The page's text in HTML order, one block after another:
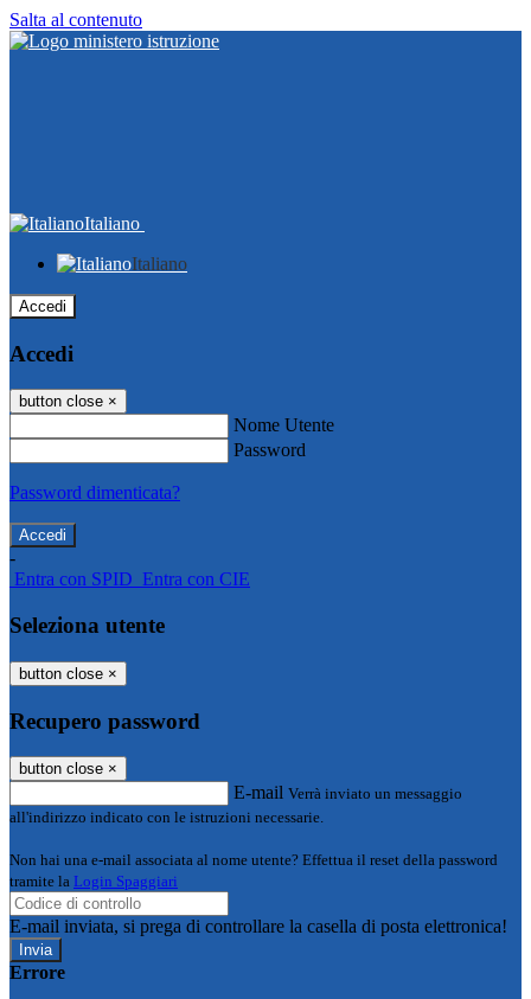
Salta al contenuto
Italiano
Italiano
Accedi
Accedi
button close ×
Nome Utente
Password
Password dimenticata?
-
Entra con SPID Entra con CIE
Seleziona utente
button close ×
Recupero password
button close ×
E-mail Verrà inviato un messaggio
all'indirizzo indicato con le istruzioni necessarie.
Non hai una e-mail associata al nome utente? Effettua il reset della password
tramite la Login Spaggiari
E-mail inviata, si prega di controllare la casella di posta elettronica!
Errore